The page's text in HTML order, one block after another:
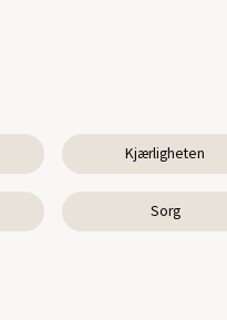
Kjærligheten
Sorg